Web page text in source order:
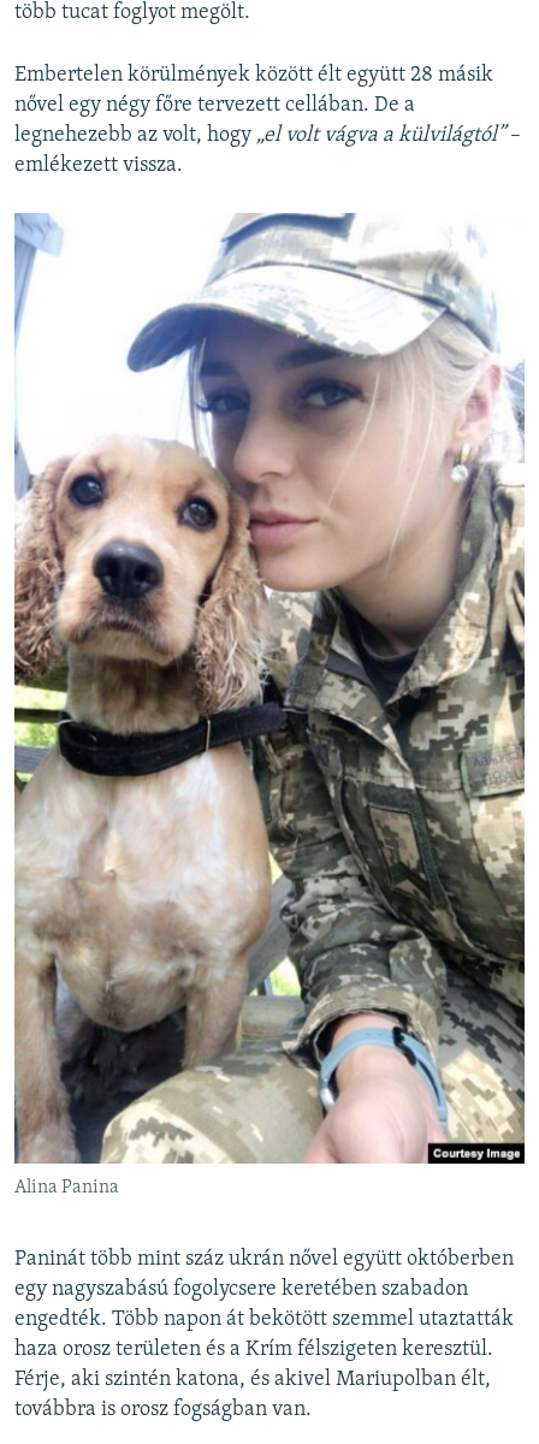
több tucat foglyot megölt.
Embertelen körülmények között élt együtt 28 másik
nővel egy négy főre tervezett cellában. De a
legnehezebb az volt, hogy „el volt vágva a külvilágtól”–
emlékezett vissza.
Alina Panina
Paninát több mint száz ukrán nővel együtt októberben
egy nagyszabású fogolycsere keretében szabadon
engedték. Több napon át bekötött szemmel utaztatták
haza orosz területen és a Krím félszigeten keresztül.
Férje, aki szintén katona, és akivel Mariupolban élt,
továbbra is orosz fogságban van.